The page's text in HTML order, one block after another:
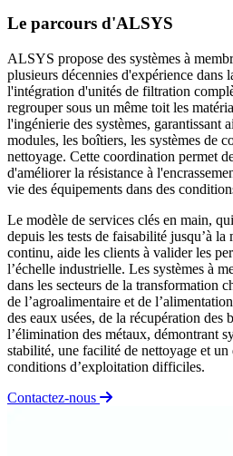
Le parcours d'ALSYS
ALSYS propose des systèmes à
plusieurs décennies d'expérience dans
l'intégration d'unités de filtration
regrouper sous un même toit les
l'ingénierie des systèmes, garantissant
modules, les boîtiers, les systèmes de
nettoyage. Cette coordination permet
d'améliorer la résistance à
vie des équipements dans des
Le modèle de services clés en main,
depuis les tests de faisabilité jusqu’à
continu, aide les clients à valider les
l’échelle industrielle. Les systèmes à
dans les secteurs de la transformation
de l’agroalimentaire et de
des eaux usées, de la récupération des
l’élimination des métaux, démontrant
stabilité, une facilité de nettoyage et un
conditions d’exploitation difficiles.
Contactez-nous